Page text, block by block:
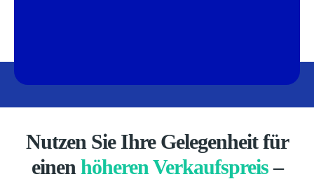
Nutzen Sie Ihre Gelegenheit für
einen höheren Verkaufspreis–